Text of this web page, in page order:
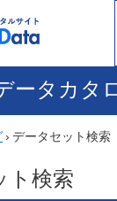
ータカタ
› データセット検索
ト検索